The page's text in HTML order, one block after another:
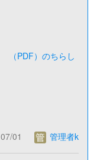
（PDF）のちらし
07/01
管理者k